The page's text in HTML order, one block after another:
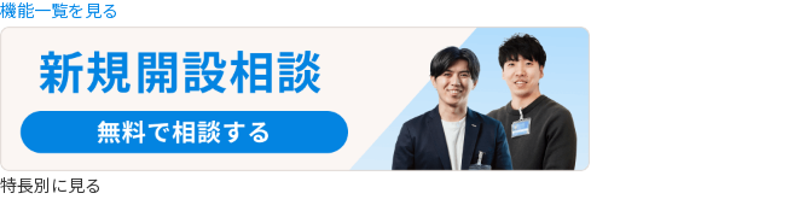
機能一覧を見る
特長別に見る